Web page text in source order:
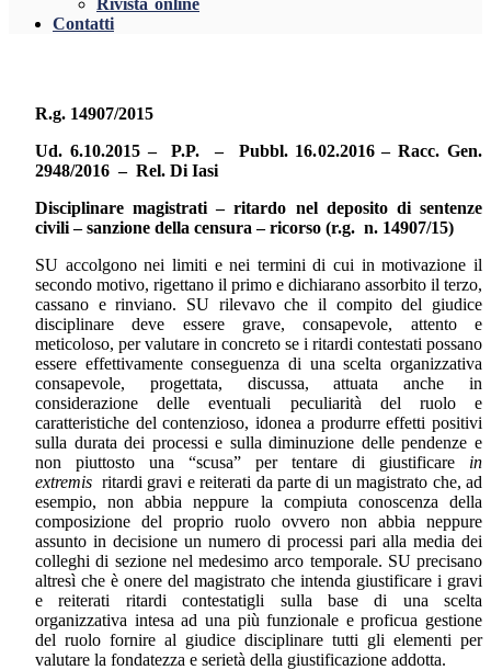
Rivista online
Contatti
R.g. 14907/2015
Ud. 6.10.2015 – P.P. – Pubbl. 16.02.2016 – Racc. Gen.
2948/2016 – Rel. Di Iasi
Disciplinare magistrati – ritardo nel deposito di sentenze
civili – sanzione della censura – ricorso (r.g. n. 14907/15)
SU accolgono nei limiti e nei termini di cui in motivazione il
secondo motivo, rigettano il primo e dichiarano assorbito il terzo,
cassano e rinviano. SU rilevavo che il compito del giudice
disciplinare deve essere grave, consapevole, attento e
meticoloso, per valutare in concreto se i ritardi contestati possano
essere effettivamente conseguenza di una scelta organizzativa
consapevole, progettata, discussa, attuata anche in
considerazione delle eventuali peculiarità del ruolo e
caratteristiche del contenzioso, idonea a produrre effetti positivi
sulla durata dei processi e sulla diminuzione delle pendenze e
non piuttosto una “scusa” per tentare di giustificare in
extremis ritardi gravi e reiterati da parte di un magistrato che, ad
esempio, non abbia neppure la compiuta conoscenza della
composizione del proprio ruolo ovvero non abbia neppure
assunto in decisione un numero di processi pari alla media dei
colleghi di sezione nel medesimo arco temporale. SU precisano
altresì che è onere del magistrato che intenda giustificare i gravi
e reiterati ritardi contestatigli sulla base di una scelta
organizzativa intesa ad una più funzionale e proficua gestione
del ruolo fornire al giudice disciplinare tutti gli elementi per
valutare la fondatezza e serietà della giustificazione addotta.